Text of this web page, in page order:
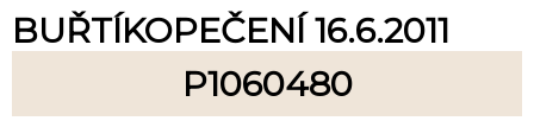
BUŘTÍKOPEČENÍ 16.6.2011
P1060480